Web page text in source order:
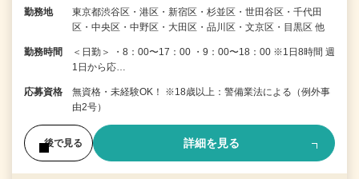
勤務地
東京都渋谷区・港区・新宿区・杉並区・世田谷区・千代田
区・中央区・中野区・大田区・品川区・文京区・目黒区 他
勤務時間
＜日勤＞ ・8：00〜17：00 ・9：00〜18：00 ※1日8時間 週
1日から応…
応募資格
無資格・未経験OK！ ※18歳以上：警備業法による（例外事
由2号）
後で見る 詳細を見る